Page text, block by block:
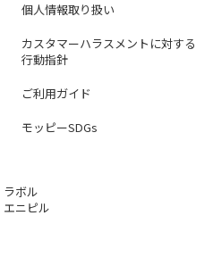
個人情報取り扱い
カスタマーハラスメントに対する
行動指針
ご利用ガイド
モッピーSDGs
ラボル
エニピル